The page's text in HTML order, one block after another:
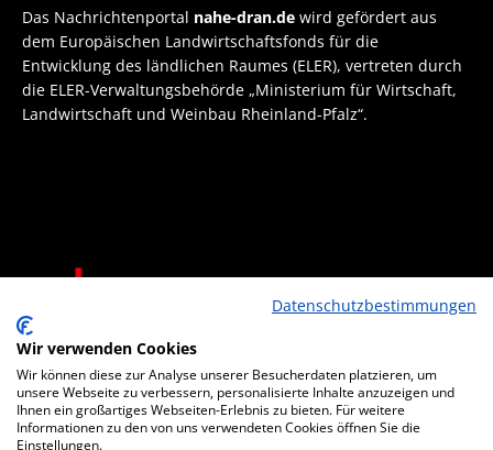
Das Nachrichtenportal nahe-dran.de wird gefördert aus
dem Europäischen Landwirtschaftsfonds für die
Entwicklung des ländlichen Raumes (ELER), vertreten durch
die ELER-Verwaltungsbehörde „Ministerium für Wirtschaft,
Landwirtschaft und Weinbau Rheinland-Pfalz“.
Datenschutzbestimmungen
Wir verwenden Cookies
Wir können diese zur Analyse unserer Besucherdaten platzieren, um
unsere Webseite zu verbessern, personalisierte Inhalte anzuzeigen und
Ihnen ein großartiges Webseiten-Erlebnis zu bieten. Für weitere
Informationen zu den von uns verwendeten Cookies öffnen Sie die
Einstellungen.